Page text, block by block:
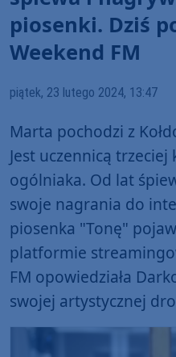
piosenki. Dziś
Weekend FM
piątek, 23 lutego 2024, 13:47
Marta pochodzi z
Jest uczennicą trzeciej
ogólniaka. Od lat
swoje nagrania do
piosenka "Tonę"
platformie
FM opowiedziała
swojej artystycznej